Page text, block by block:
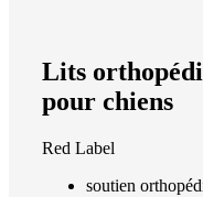
Lits
pour chiens
Red Label
soutien